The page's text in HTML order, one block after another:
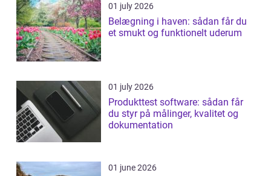
01 july 2026
Belægning i haven: sådan får du
et smukt og funktionelt uderum
01 july 2026
Produkttest software: sådan får
du styr på målinger, kvalitet og
dokumentation
01 june 2026